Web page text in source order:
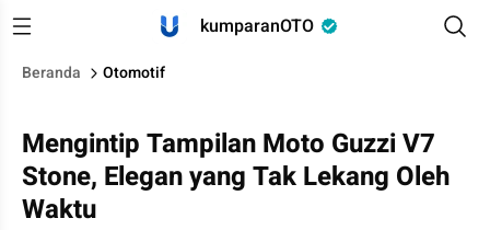
kumparanOTO
Beranda Otomotif
Mengintip Tampilan Moto Guzzi V7
Stone, Elegan yang Tak Lekang Oleh
Waktu